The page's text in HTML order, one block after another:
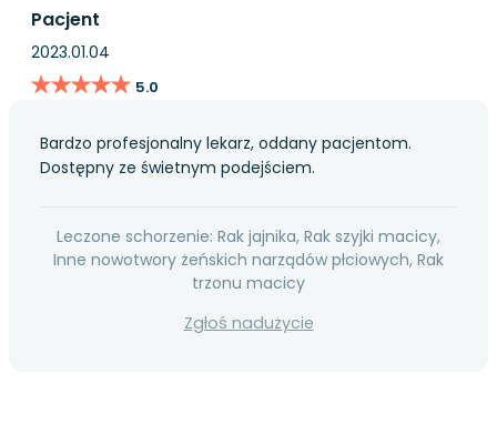
Pacjent
2023.01.04
★★★★★
★★★★★ 5.0
Bardzo profesjonalny lekarz, oddany pacjentom.
Dostępny ze świetnym podejściem.
Leczone schorzenie: Rak jajnika, Rak szyjki macicy,
Inne nowotwory żeńskich narządów płciowych, Rak
trzonu macicy
Zgłoś nadużycie